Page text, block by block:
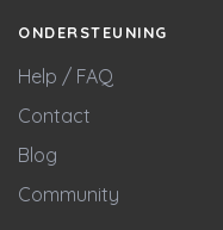
ONDERSTEUNING
Help / FAQ
Contact
Blog
Community